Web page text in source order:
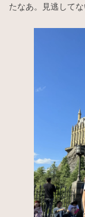
たなあ。見逃してな